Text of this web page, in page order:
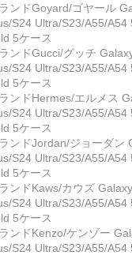
ンドGoyard/ゴヤール
S24 Ultra/S23/A55/A54
5ケース
ンドGucci/グッチ
S24 Ultra/S23/A55/A54
5ケース
ンドHermes/エルメス
S24 Ultra/S23/A55/A54
5ケース
ンドJordan/ジョーダン
S24 Ultra/S23/A55/A54
5ケース
ンドKaws/カウズ
S24 Ultra/S23/A55/A54
5ケース
ンドKenzo/ケンゾー
S24 Ultra/S23/A55/A54